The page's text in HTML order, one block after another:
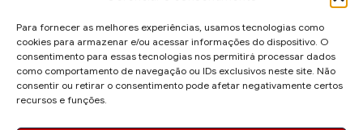
Para fornecer as melhores experiências, usamos tecnologias como
cookies para armazenar e/ou acessar informações do dispositivo. O
consentimento para essas tecnologias nos permitirá processar dados
como comportamento de navegação ou IDs exclusivos neste site. Não
consentir ou retirar o consentimento pode afetar negativamente certos
recursos e funções.
FALE CONOSCO
Sugestões de Pauta:
ronaldo.valentim150@gmail.com